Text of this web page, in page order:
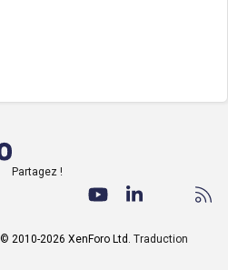
Partagez !
FacebookTwitter youtubeLinkedInNous
© 2010-2026 XenForo Ltd. Traduction